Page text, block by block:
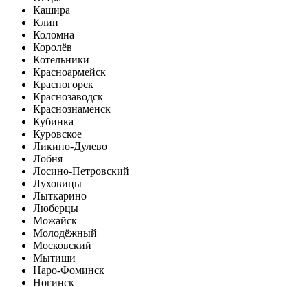
Кашира
Клин
Коломна
Королёв
Котельники
Красноармейск
Красногорск
Краснозаводск
Краснознаменск
Кубинка
Куровское
Ликино-Дулево
Лобня
Лосино-Петровский
Луховицы
Лыткарино
Люберцы
Можайск
Молодёжный
Московский
Мытищи
Наро-Фоминск
Ногинск